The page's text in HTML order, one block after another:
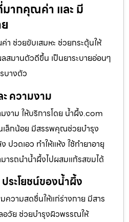
ากคุณค่า และ มี
ช่วยขับเสมหะ ช่วยกระตุ้นให้
สมานตัวดีขึ้น เป็นยาระบายอ่อนๆ
บางตัว
ความงาม
งาม ให้บริการโดย น้ำผึ้ง.com
เล็กน้อย มีสรรพคุณช่วยบำรุง
ปวดเอว ทำให้แห้ง ใช้ทำยาอายุ
ารถนำน้ำผึ้งไปผสมแก้รสขมได้
ระโยชน์ของน้ำผึ้ง
ความสดชื่นให้แก่ร่างกาย มีสาร
อวัย ช่วยบำรุงผิวพรรณให้